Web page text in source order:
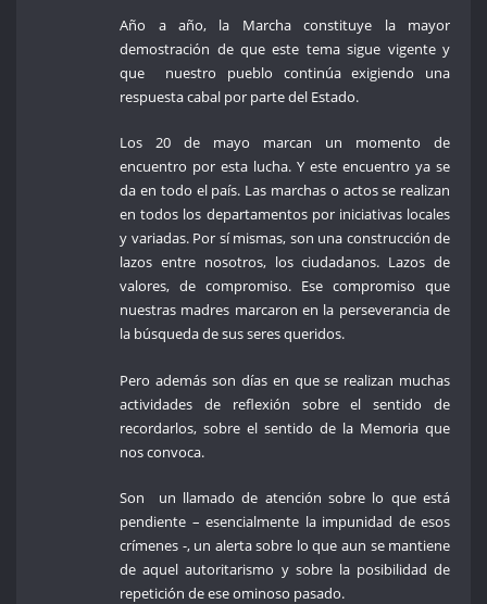
Año a año, la Marcha constituye la mayor
demostración de que este tema sigue vigente y
que nuestro pueblo continúa exigiendo una
respuesta cabal por parte del Estado.
Los 20 de mayo marcan un momento de
encuentro por esta lucha. Y este encuentro ya se
da en todo el país. Las marchas o actos se realizan
en todos los departamentos por iniciativas locales
y variadas. Por sí mismas, son una construcción de
lazos entre nosotros, los ciudadanos. Lazos de
valores, de compromiso. Ese compromiso que
nuestras madres marcaron en la perseverancia de
la búsqueda de sus seres queridos.
Pero además son días en que se realizan muchas
actividades de reflexión sobre el sentido de
recordarlos, sobre el sentido de la Memoria que
nos convoca.
Son un llamado de atención sobre lo que está
pendiente – esencialmente la impunidad de esos
crímenes -, un alerta sobre lo que aun se mantiene
de aquel autoritarismo y sobre la posibilidad de
repetición de ese ominoso pasado.